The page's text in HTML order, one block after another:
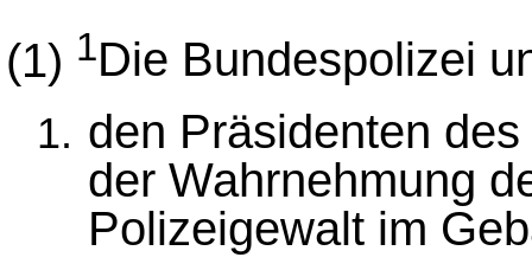
(1) 1Die Bundespolizei
den Präsidenten
der Wahrnehmung
Polizeigewalt im